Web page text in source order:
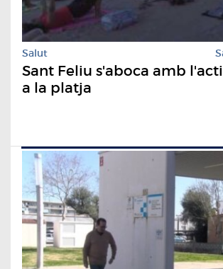
Salut
Sant Feliu s'aboca amb
a la platja